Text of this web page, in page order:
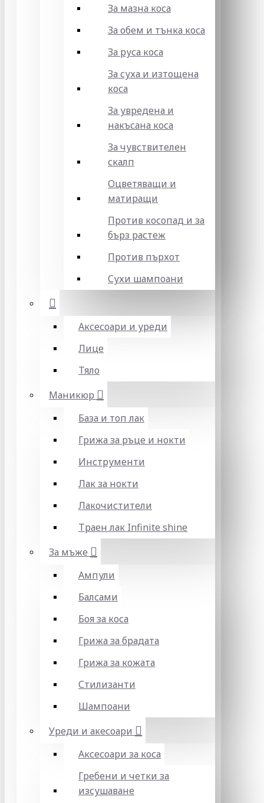
За мазна коса
За обем и тънка коса
За руса коса
За суха и изтощена
коса
За увредена и
накъсана коса
За чувствителен
скалп
Оцветяващи и
матиращи
Против косопад и за
бърз растеж
Против пърхот
Сухи шампоани
Аксесоари и уреди
Лице
Тяло
Маникюр
База и топ лак
Грижа за ръце и нокти
Инструменти
Лак за нокти
Лакочистители
Траен лак Infinite shine
За мъже
Ампули
Балсами
Боя за коса
Грижа за брадата
Грижа за кожата
Стилизанти
Шампоани
Уреди и акесоари
Аксесоари за коса
Гребени и четки за
изсушаване